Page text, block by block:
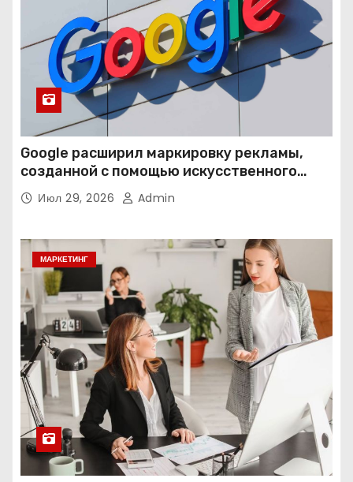
Google расширил маркировку рекламы,
созданной с помощью искусственного
интеллекта
Июл 29, 2026 Admin
МАРКЕТИНГ